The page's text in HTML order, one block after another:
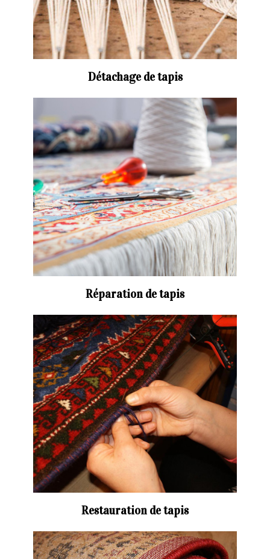
Détachage de tapis
Réparation de tapis
Restauration de tapis